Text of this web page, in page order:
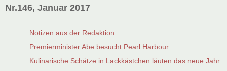
Nr.146, Januar 2017
Notizen aus der Redaktion
Premierminister Abe besucht Pearl Harbour
Kulinarische Schätze in Lackkästchen läuten das neue Jahr